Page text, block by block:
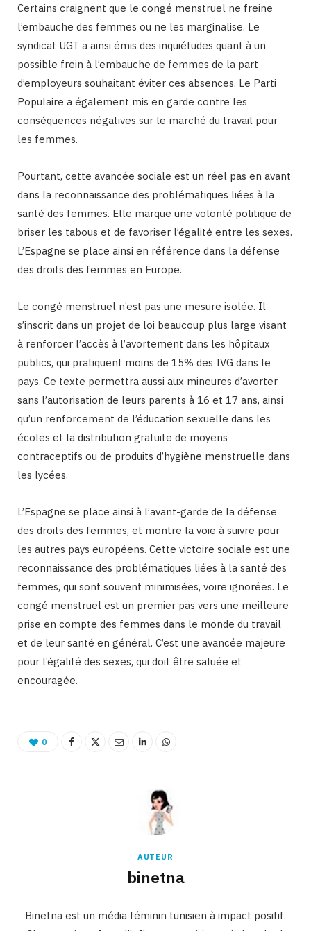
Certains craignent que le congé menstruel ne freine
l’embauche des femmes ou ne les marginalise. Le
syndicat UGT a ainsi émis des inquiétudes quant à un
possible frein à l’embauche de femmes de la part
d’employeurs souhaitant éviter ces absences. Le Parti
Populaire a également mis en garde contre les
conséquences négatives sur le marché du travail pour
les femmes.
Pourtant, cette avancée sociale est un réel pas en avant
dans la reconnaissance des problématiques liées à la
santé des femmes. Elle marque une volonté politique de
briser les tabous et de favoriser l’égalité entre les sexes.
L’Espagne se place ainsi en référence dans la défense
des droits des femmes en Europe.
Le congé menstruel n’est pas une mesure isolée. Il
s’inscrit dans un projet de loi beaucoup plus large visant
à renforcer l’accès à l’avortement dans les hôpitaux
publics, qui pratiquent moins de 15% des IVG dans le
pays. Ce texte permettra aussi aux mineures d’avorter
sans l’autorisation de leurs parents à 16 et 17 ans, ainsi
qu’un renforcement de l’éducation sexuelle dans les
écoles et la distribution gratuite de moyens
contraceptifs ou de produits d’hygiène menstruelle dans
les lycées.
L’Espagne se place ainsi à l’avant-garde de la défense
des droits des femmes, et montre la voie à suivre pour
les autres pays européens. Cette victoire sociale est une
reconnaissance des problématiques liées à la santé des
femmes, qui sont souvent minimisées, voire ignorées. Le
congé menstruel est un premier pas vers une meilleure
prise en compte des femmes dans le monde du travail
et de leur santé en général. C’est une avancée majeure
pour l’égalité des sexes, qui doit être saluée et
encouragée.
0
AUTEUR
binetna
Binetna est un média féminin tunisien à impact positif.